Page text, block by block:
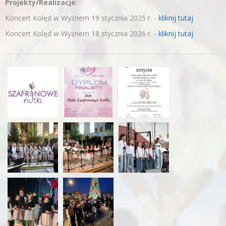
Projekty/Realizacje:
Koncert Kolęd w Wyżnem 19 stycznia 2025 r. - kliknij tutaj
Koncert Kolęd w Wyżnem 18 stycznia 2026 r. - kliknij tutaj